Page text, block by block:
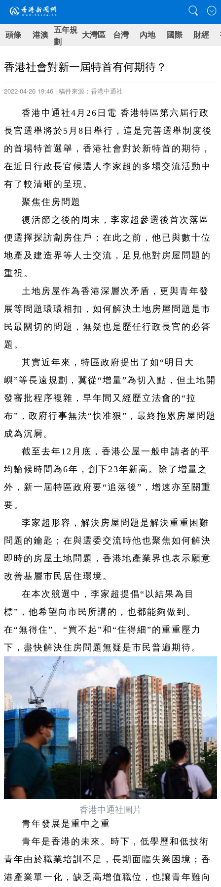
頭條 港澳 五年規
劃
大灣區 台灣 內地 國際 財經
香港社會對新一屆特首有何期待？
2022-04-26 19:46 | 稿件來源：香港中通社
香港中通社4月26日電 香港特區第六屆行政
長官選舉將於5月8日舉行，這是完善選舉制度後
的首場特首選舉，香港社會對於新特首的期待，
在近日行政長官候選人李家超的多場交流活動中
有了較清晰的呈現。
聚焦住房問題
復活節之後的周末，李家超參選後首次落區
便選擇探訪劏房住戶；在此之前，他已與數十位
地產及建造界等人士交流，足見他對房屋問題的
重視。
土地房屋作為香港深層次矛盾，更與青年發
展等問題環環相扣，如何解決土地房屋問題是市
民最關切的問題，無疑也是歷任行政長官的必答
題。
其實近年來，特區政府提出了如“明日大
嶼”等長遠規劃，冀從“增量”為切入點，但土地開
發審批程序複雜，早年間又經歷立法會的“拉
布”，政府行事無法“快准狠”，最終拖累房屋問題
成為沉屙。
截至去年12月底，香港公屋一般申請者的平
均輪候時間為6年，創下23年新高。除了增量之
外，新一屆特區政府要“追落後”，增速亦至關重
要。
李家超形容，解決房屋問題是解決重重困難
問題的鑰匙；在與選委交流時他也聚焦如何解決
即時的房屋土地問題，香港地產業界也表示願意
改善基層市民居住環境。
在本次競選中，李家超提倡“以結果為目
標”，他希望向市民所講的，也都能夠做到。
在“無得住”、“買不起”和“住得細”的重重壓力
下，盡快解決住房問題無疑是市民普遍期待。
香港中通社圖片
青年發展是重中之重
青年是香港的未來。時下，低學歷和低技術
青年由於職業培訓不足，長期面臨失業困境；香
港產業單一化，缺乏高增值職位，也讓青年難向